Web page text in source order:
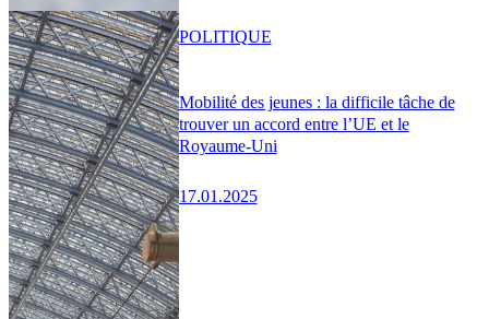
Mobilité des jeunes : la difficile tâche de
trouver un accord entre l’UE et le
Royaume-Uni
17.01.2025
POLITIQUE